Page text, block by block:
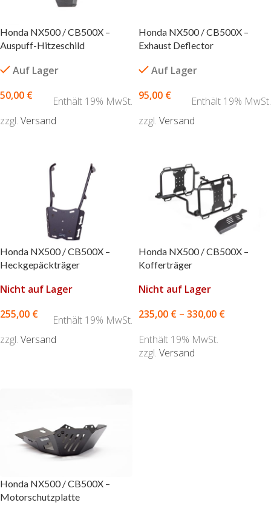
Honda NX500 / CB500X –
Auspuff-Hitzeschild
Auf Lager
50,00 €
Enthält 19% MwSt.
zzgl. Versand
Honda NX500 / CB500X –
Exhaust Deflector
Auf Lager
95,00 €
Enthält 19% MwSt.
zzgl. Versand
Honda NX500 / CB500X –
Heckgepäckträger
Nicht auf Lager
255,00 €
Enthält 19% MwSt.
zzgl. Versand
Honda NX500 / CB500X –
Kofferträger
Nicht auf Lager
235,00 € – 330,00 €
Enthält 19% MwSt.
zzgl. Versand
Honda NX500 / CB500X –
Motorschutzplatte